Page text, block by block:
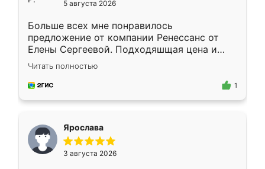
5 августа 2026
Больше всех мне понравилось
предложение от компании Ренессанс от
Елены Сергеевой. Подходяшщая цена и
короткие сроки изготовления. Приехавший
для замера сотрудник Владислав
предложил по моему эскизу самый
Читать полностью
1
Ярослава
3 августа 2026